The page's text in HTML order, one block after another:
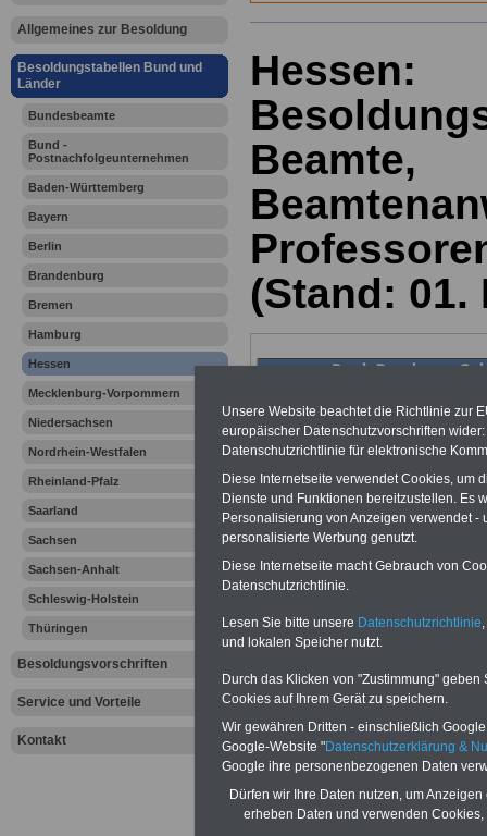
Allgemeines zur Besoldung
Besoldungstabellen Bund und
Länder
Bundesbeamte
Bund -
Postnachfolgeunternehmen
Baden-Württemberg
Bayern
Berlin
Brandenburg
Bremen
Hamburg
Hessen
Mecklenburg-Vorpommern
Niedersachsen
Nordrhein-Westfalen
Rheinland-Pfalz
Saarland
Sachsen
Sachsen-Anhalt
Schleswig-Holstein
Thüringen
Besoldungsvorschriften
Service und Vorteile
Kontakt
Hessen:
Beamte,
(Stand: 01.
Euro)
Besol-
dungs-
Unsere Website beachtet die Richtlinie zur
europäischer Datenschutzvorschriften
Datenschutzrichtlinie für elektronische
Diese Internetseite verwendet Cookies, um
Dienste und Funktionen bereitzustellen. Es
Personalisierung von Anzeigen verwendet
personalisierte Werbung genutzt.
Diese Internetseite macht Gebrauch von
Datenschutzrichtlinie.
Lesen Sie bitte unsere Datenschutzrichtlinie
und lokalen Speicher nutzt.
Durch das Klicken von "Zustimmung"
Cookies auf Ihrem Gerät zu speichern.
Wir gewähren Dritten - einschließlich
Google-Website "Datenschutzerklärung &
Google ihre personenbezogenen Daten
Dürfen wir Ihre Daten nutzen, um
erheben Daten und verwenden